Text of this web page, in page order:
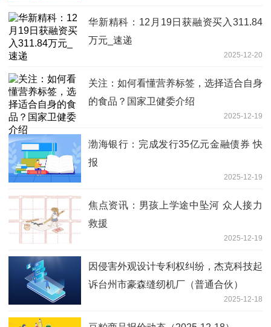
华新精科：12月19日获融资买入311.84
万元_速递
2025-12-20
关注：如何看懂营养标签，选择适合自身
的食品？国家卫健委介绍
2025-12-19
渤海银行：完成发行35亿元金融债券 快
报
2025-12-19
焦点资讯：男孩上学途中坠河 众人接力
救援
2025-12-19
因侵害外观设计专利权纠纷，杰克科技起
诉台州市豪森缝纫机厂（普通合伙）
2025-12-18